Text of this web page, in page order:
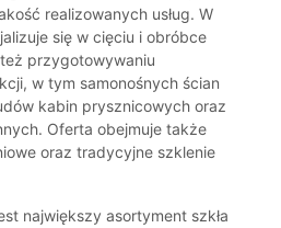
realizowanych usług. W
się w cięciu i obróbce
przygotowywaniu
w tym samonośnych ścian
kabin prysznicowych oraz
Oferta obejmuje także
oraz tradycyjne szklenie
największy asortyment szkła